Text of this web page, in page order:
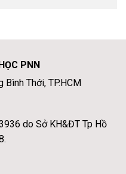
PNN
Thới, TP.HCM
do Sở KH&ĐT Tp Hồ